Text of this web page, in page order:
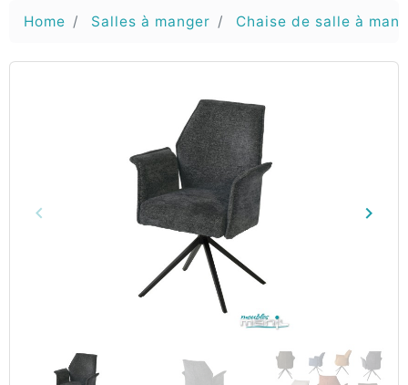
Home Salles à manger Chaise de salle à
Vorige
keyboard_arrow_left keyboard_arrow_right